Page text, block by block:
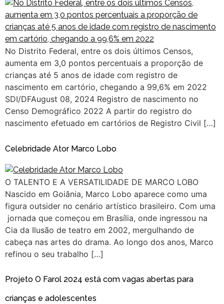
No Distrito Federal, entre os dois últimos Censos,
aumenta em 3,0 pontos percentuais a proporção de
crianças até 5 anos de idade com registro de
nascimento em cartório, chegando a 99,6% em 2022
SDI/DFAugust 08, 2024 Registro de nascimento no
Censo Demográfico 2022 A partir do registro do
nascimento efetuado em cartórios de Registro Civil […]
Celebridade Ator Marco Lobo
O TALENTO E A VERSATILIDADE DE MARCO LOBO
Nascido em Goiânia, Marco Lobo aparece como uma
figura outsider no cenário artístico brasileiro. Com uma
jornada que começou em Brasília, onde ingressou na
Cia da Ilusão de teatro em 2002, mergulhando de
cabeça nas artes do drama. Ao longo dos anos, Marco
refinou o seu trabalho […]
Projeto O Farol 2024 está com vagas abertas para
crianças e adolescentes